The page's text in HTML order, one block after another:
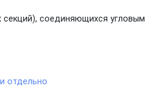
секций), соединяющихся угловым
отдельно